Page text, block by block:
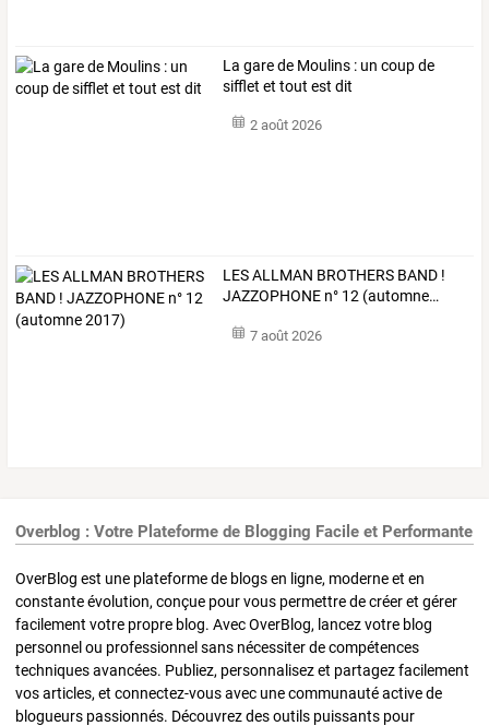
La gare de Moulins : un coup de
sifflet et tout est dit
2 août 2026
LESALLMAN BROTHERS BAND !
JAZZOPHONE n° 12 (automne…
7 août 2026
Overblog : Votre Plateforme de Blogging Facile et Performante
OverBlog est une plateforme de blogs en ligne, moderne et en
constante évolution, conçue pour vous permettre de créer et gérer
facilement votre propre blog. Avec OverBlog, lancez votre blog
personnel ou professionnel sans nécessiter de compétences
techniques avancées. Publiez, personnalisez et partagez facilement
vos articles, et connectez-vous avec une communauté active de
blogueurs passionnés. Découvrez des outils puissants pour